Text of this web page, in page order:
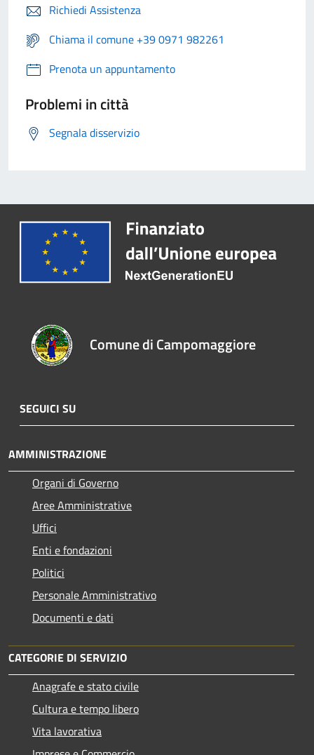
Richiedi Assistenza
Chiama il comune +39 0971 982261
Prenota un appuntamento
Problemi in città
Segnala disservizio
Comune di Campomaggiore
SEGUICI SU
AMMINISTRAZIONE
Organi di Governo
Aree Amministrative
Uffici
Enti e fondazioni
Politici
Personale Amministrativo
Documenti e dati
CATEGORIE DI SERVIZIO
Anagrafe e stato civile
Cultura e tempo libero
Vita lavorativa